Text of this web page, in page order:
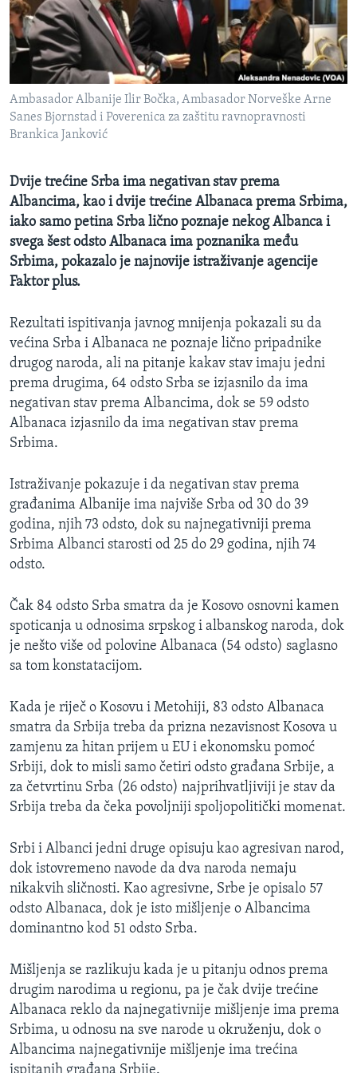
MAGAZIN
O GLASU AMERIKE
Learning English
PRATITE NAS
Jezici
Ambasador Albanije Ilir Bočka, Ambasador Norveške Arne
Sanes Bjornstad i Poverenica za zaštitu ravnopravnosti
Brankica Janković
Dvije trećine Srba ima negativan stav prema
Albancima, kao i dvije trećine Albanaca prema Srbima,
iako samo petina Srba lično poznaje nekog Albanca i
svega šest odsto Albanaca ima poznanika među
Srbima, pokazalo je najnovije istraživanje agencije
Faktor plus.
Rezultati ispitivanja javnog mnijenja pokazali su da
većina Srba i Albanaca ne poznaje lično pripadnike
drugog naroda, ali na pitanje kakav stav imaju jedni
prema drugima, 64 odsto Srba se izjasnilo da ima
negativan stav prema Albancima, dok se 59 odsto
Albanaca izjasnilo da ima negativan stav prema
Srbima.
Istraživanje pokazuje i da negativan stav prema
građanima Albanije ima najviše Srba od 30 do 39
godina, njih 73 odsto, dok su najnegativniji prema
Srbima Albanci starosti od 25 do 29 godina, njih 74
odsto.
Čak 84 odsto Srba smatra da je Kosovo osnovni kamen
spoticanja u odnosima srpskog i albanskog naroda, dok
je nešto više od polovine Albanaca (54 odsto) saglasno
sa tom konstatacijom.
Kada je riječ o Kosovu i Metohiji, 83 odsto Albanaca
smatra da Srbija treba da prizna nezavisnost Kosova u
zamjenu za hitan prijem u EU i ekonomsku pomoć
Srbiji, dok to misli samo četiri odsto građana Srbije, a
za četvrtinu Srba (26 odsto) najprihvatljiviji je stav da
Srbija treba da čeka povoljniji spoljopolitički momenat.
Srbi i Albanci jedni druge opisuju kao agresivan narod,
dok istovremeno navode da dva naroda nemaju
nikakvih sličnosti. Kao agresivne, Srbe je opisalo 57
odsto Albanaca, dok je isto mišljenje o Albancima
dominantno kod 51 odsto Srba.
Mišljenja se razlikuju kada je u pitanju odnos prema
drugim narodima u regionu, pa je čak dvije trećine
Albanaca reklo da najnegativnije mišljenje ima prema
Srbima, u odnosu na sve narode u okruženju, dok o
Albancima najnegativnije mišljenje ima trećina